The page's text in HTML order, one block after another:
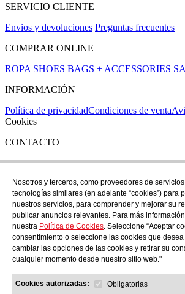
SERVICIO CLIENTE
Envios y devoluciones Preguntas frecuentes
COMPRAR ONLINE
ROPA SHOES BAGS + ACCESSORIES
INFORMACIÓN
Política de privacidadCondiciones de venta
Cookies
CONTACTO
Si tienes cualquier duda puedes contactar con
TEL: +34 972 21 30 04
EMAIL: despiral@despiral.com
SÍGUENOS EN
Instagram
Financiado por la Unión
NextGeneration EU
Nosotros y terceros, como proveedores de
tecnologías similares (en adelante “cookies”) para
nuestros servicios, para comprender y mejorar su
publicar anuncios relevantes. Para más
nuestra Política de Cookies. Seleccione “Aceptar
consentimiento o seleccione las cookies que
cambiar las opciones de las cookies y retirar su
cualquier momento desde nuestro sitio web."
Cookies autorizadas:
Obligatorias